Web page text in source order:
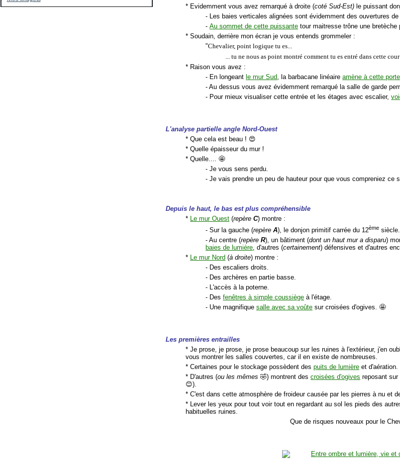
* Evidemment vous avez remarqué à droite (coté Sud-Est) le puissant
- Les baies verticales alignées sont évidemment des ouvertures
-Au sommet de cette puissante tour maitresse trône une bretèche
* Soudain, derrière mon écran je vous entends grommeler :
"Chevalier, point logique tu es...
... tu ne nous as point montré comment tu es entré dans cette
* Raison vous avez :
- En longeant le mur Sud , la barbacane linéaireamène à cette porte
- Au dessus vous avez évidemment remarqué la salle de garde
- Pour mieux visualiser cette entrée et les étages avec escalier,
L'analyse partielle angle Nord-Ouest
* Que cela est beau ! 😍
* Quelle épaisseur du mur !
* Quelle.... 🤩
- Je vous sens perdu.
- Je vais prendre un peu de hauteur pour que vous compreniez ce
Depuis le haut, le bas est pluscompréhensible
*
Le mur Ouest (repèreC) montre :
- Sur la gauche (repèreA), le donjon primitif carrée du 12ème siècle.
- Au centre (repèreR), un bâtiment (dont un haut mur a disparu)
baies de lumière, d'autres (certainement) défensives et d'autres
* Le mur Nord (à droite) montre :
- Des escaliers droits.
- Des archères en partie basse.
- L'accès à la poterne.
- Desfenêtres à simple coussiège à l'étage.
- Une magnifiquesalle avec sa voûte sur croisées d'ogives. 🤩
Les premières entrailles
* Je prose, je prose, je prose beaucoup sur les ruines à l'extérieur, j'en
vous montrer les salles couvertes, car il en existe de nombreuses.
* Certaines pour le stockage possèdent despuits de lumière et d'aération.
* D'autres (ou les mêmes 🤣) montrent descroisées d'ogives reposant
😊).
* C'est dans cette atmosphère de froideur causée par les pierres à nu et
* Lever les yeux pour tout voir tout en regardant au sol les pieds des
habituelles ruines.
Que de risques nouveaux pour le